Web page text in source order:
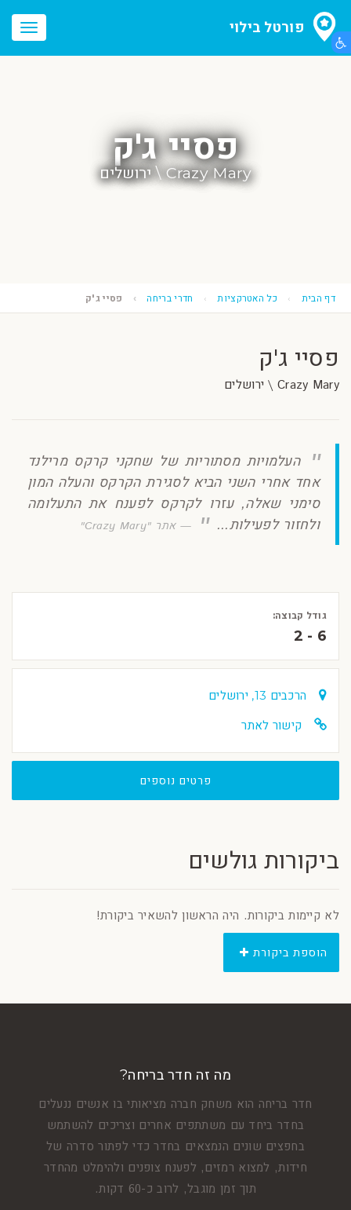
פורטל בילוי
פסיי ג'ק
Crazy Mary \ ירושלים
דף הבית כל האטרקציות חדרי בריחה פסיי ג'ק
פסיי ג'ק
Crazy Mary \ ירושלים
העלמויות מסתוריות של שחקני קרקס מרילנד
אחד אחרי השני הביא לסגירת הקרקס והעלה המון
סימני שאלה, עזרו לקרקס לפענח את התעלומה
ולחזור לפעילות...
אתר "Crazy Mary"
גודל קבוצה:
2 - 6
הרכבים 13, ירושלים
קישור לאתר
פרטים נוספים
ביקורות גולשים
לא קיימות ביקורות. היה הראשון להשאיר ביקורת!
הוספת ביקורת
מה זה חדר בריחה?
חדר בריחה הוא משחק חברה מציאותי בו אנשים ננעלים
בחדר ביחד עם משתתפים אחרים וצריכים להשתמש
בחפצים שונים הנמצאים בחדר כדי לפתור סדרה של
חידות, למצוא רמזים, לפענח צופנים ולהימלט מהחדר
תוך זמן מוגבל, לרוב כ-60 דקות.
הצג תפריט נגישות